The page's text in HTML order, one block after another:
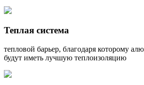
Теплая система
тепловой барьер, благодаря которому
будут иметь лучшую теплоизоляцию